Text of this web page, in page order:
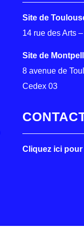
Site de
14 rue des Arts
Site de
8 avenue de
Cedex 03
Cliquez ici